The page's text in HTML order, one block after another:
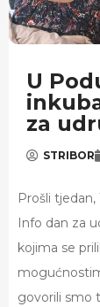
U
za
STRIBOR
Prošli
Info dan za
kojima se
govorili smo